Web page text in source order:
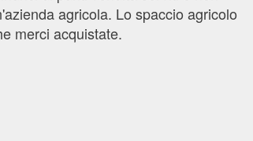
agricola. Lo spaccio agricolo
merci acquistate.